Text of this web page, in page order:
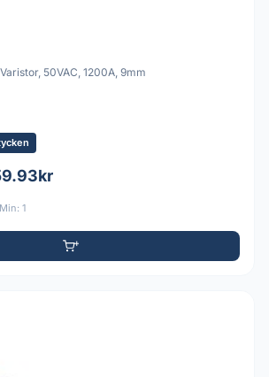
50VAC, 1200A, 9mm
Min: 1